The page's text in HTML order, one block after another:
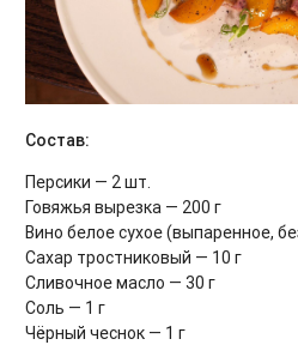
Состав:
Персики — 2 шт.
Говяжья вырезка — 200 г
Вино белое сухое (выпаренное,
Сахар тростниковый — 10 г
Сливочное масло — 30 г
Соль — 1 г
Чёрный чеснок — 1 г